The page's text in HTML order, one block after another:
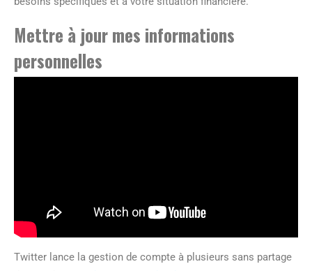
Mettre à jour mes informations
personnelles
Twitter lance la gestion de compte à plusieurs sans partage